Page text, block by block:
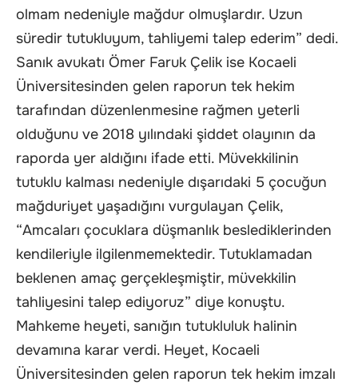
olmam nedeniyle mağdur olmuşlardır. Uzun
süredir tutukluyum, tahliyemi talep ederim” dedi.
Sanık avukatı Ömer Faruk Çelik ise Kocaeli
Üniversitesinden gelen raporun tek hekim
tarafından düzenlenmesine rağmen yeterli
olduğunu ve 2018 yılındaki şiddet olayının da
raporda yer aldığını ifade etti. Müvekkilinin
tutuklu kalması nedeniyle dışarıdaki 5 çocuğun
mağduriyet yaşadığını vurgulayan Çelik,
“Amcaları çocuklara düşmanlık beslediklerinden
kendileriyle ilgilenmemektedir. Tutuklamadan
beklenen amaç gerçekleşmiştir, müvekkilin
tahliyesini talep ediyoruz” diye konuştu.
Mahkeme heyeti, sanığın tutukluluk halinin
devamına karar verdi. Heyet, Kocaeli
Üniversitesinden gelen raporun tek hekim imzalı